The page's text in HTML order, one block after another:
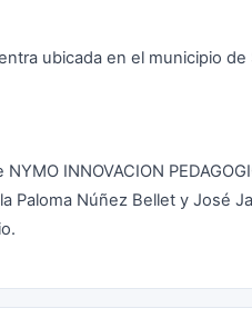
ubicada en el municipio
INNOVACION
Paloma Núñez Bellet y José